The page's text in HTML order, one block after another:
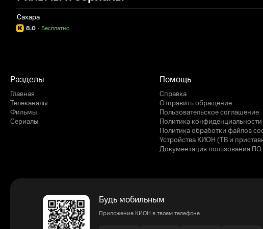
Сахара
8.0 Бесплатно
·
Разделы
Главная
Телеканалы
Фильмы
Сериалы
Помощь
Справка
Отправить обращение
Пользовательское соглашение
Политика конфиденциальности
Политика обработки файлов
Устройства КИОН (ТВ и
Документация пользования ПО
Будь мобильным
Приложение КИОН в твоем телефоне